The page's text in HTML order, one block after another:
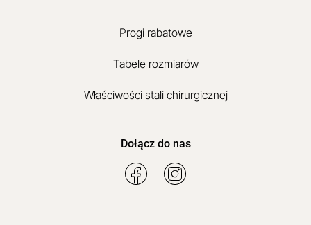
Progi rabatowe
Tabele rozmiarów
Właściwości stali chirurgicznej
Dołącz do nas